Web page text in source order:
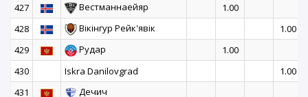
427
Вестманнаейяр
1.00
428
Вікінгур Рейк'явік
1.00
429
Рудар
1.00
430
Iskra Danilovgrad
1.00
431
Дечич